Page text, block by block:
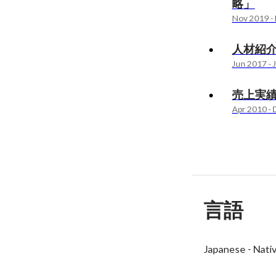
略」
Nov 2019-
人材紹
Jun 2017-
売上実
Apr 2010-
言語
Japanese-